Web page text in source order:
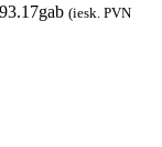
gab (iesk. PVN